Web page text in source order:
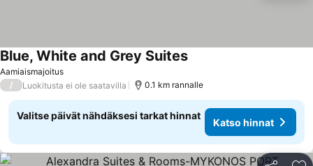
Aamiaismajoitus
Blue, White and Grey SuitesKatso hinnat
/ Luokitusta ei ole saatavilla 0.1 km rannalle
Valitse päivät nähdäksesi tarkat hinnat
Katso hinnat